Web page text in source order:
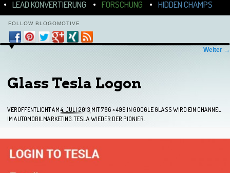
LEAD KONVERTIERUNG
FORSCHUNG HIDDEN CHAMPS
FOLLOW BLOGOMOTIVE
Bilder-Navigation Weiter →
Glass Tesla Logon
VERÖFFENTLICHT AM4. JULI 2013 MIT786 × 499 IN GOOGLE GLASS WIRD EIN CHANNEL
IM AUTOMOBILMARKETING. TESLA WIEDER DER PIONIER.